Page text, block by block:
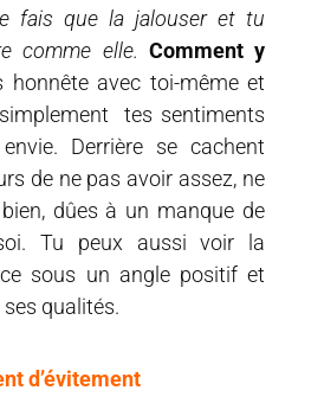
fais que la jalouser et tu
comme elle. Comment y
honnête avec toi-même et
tes sentiments
Derrière se cachent
de ne pas avoir assez, ne
dûes à un manque de
Tu peux aussi voir la
sous un angle positif et
qualités.
d’évitement